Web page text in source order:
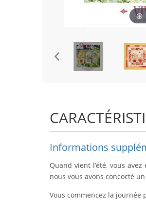
Informations
Quand vient l’été, vous
nous vous avons concocté
Vous commencez la journée